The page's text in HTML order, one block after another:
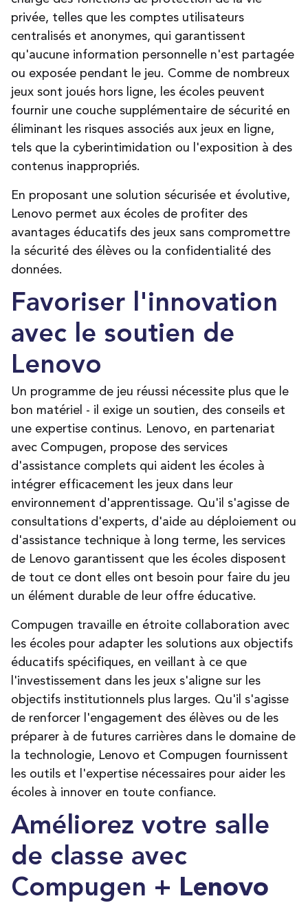
privée, telles que les comptes utilisateurs
centralisés et anonymes, qui garantissent
qu'aucune information personnelle n'est partagée
ou exposée pendant le jeu. Comme de nombreux
jeux sont joués hors ligne, les écoles peuvent
fournir une couche supplémentaire de sécurité en
éliminant les risques associés aux jeux en ligne,
tels que la cyberintimidation ou l'exposition à des
contenus inappropriés.
En proposant une solution sécurisée et évolutive,
Lenovo permet aux écoles de profiter des
avantages éducatifs des jeux sans compromettre
la sécurité des élèves ou la confidentialité des
données.
Favoriser l'innovation
avec le soutien de
Lenovo
Un programme de jeu réussi nécessite plus que le
bon matériel - il exige un soutien, des conseils et
une expertise continus. Lenovo, en partenariat
avec Compugen, propose des services
d'assistance complets qui aident les écoles à
intégrer efficacement les jeux dans leur
environnement d'apprentissage. Qu'il s'agisse de
consultations d'experts, d'aide au déploiement ou
d'assistance technique à long terme, les services
de Lenovo garantissent que les écoles disposent
de tout ce dont elles ont besoin pour faire du jeu
un élément durable de leur offre éducative.
Compugen travaille en étroite collaboration avec
les écoles pour adapter les solutions aux objectifs
éducatifs spécifiques, en veillant à ce que
l'investissement dans les jeux s'aligne sur les
objectifs institutionnels plus larges. Qu'il s'agisse
de renforcer l'engagement des élèves ou de les
préparer à de futures carrières dans le domaine de
la technologie, Lenovo et Compugen fournissent
les outils et l'expertise nécessaires pour aider les
écoles à innover en toute confiance.
Améliorez votre salle
de classe avec
Compugen + Lenovo